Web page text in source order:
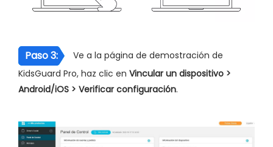
Paso 3:
Ve a la página de demostración de
KidsGuard Pro, haz clic en Vincular un dispositivo >
Android/iOS > Verificar configuración.